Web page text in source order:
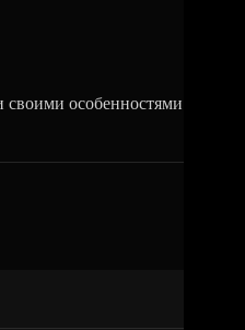
особенностями